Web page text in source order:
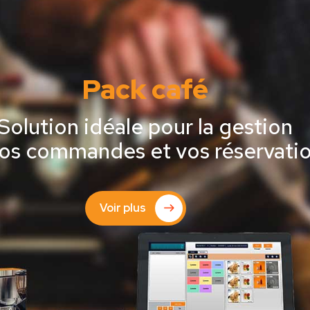
Pack café
idéale pour la gestion
commandes et vos
Voir plus